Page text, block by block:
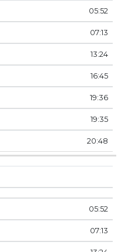
05:52
07:13
13:24
16:45
19:36
19:35
20:48
05:52
07:13